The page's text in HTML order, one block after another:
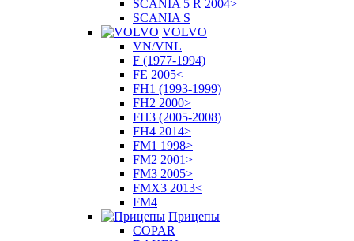
SCANIA 5 R 2004>
SCANIA S
VOLVO
VN/VNL
F (1977-1994)
FE 2005<
FH1 (1993-1999)
FH2 2000>
FH3 (2005-2008)
FH4 2014>
FM1 1998>
FM2 2001>
FM3 2005>
FMX3 2013<
FM4
Прицепы
COPAR